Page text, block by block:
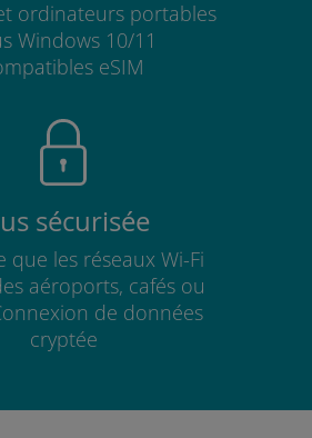
ordinateurs portables
Windows 10/11
eSIM
sécurisée
que les réseaux Wi-Fi
aéroports, cafés ou
de données
cryptée